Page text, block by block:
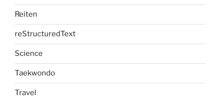
Reiten
reStructuredText
Science
Taekwondo
Travel